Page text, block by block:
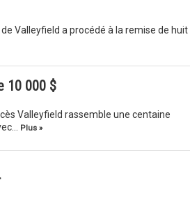
Valleyfield a procédé à la remise de huit
10 000 $
Valleyfield rassemble une centaine
Plus »